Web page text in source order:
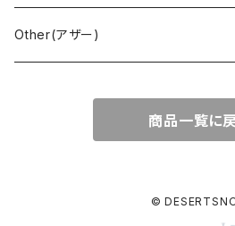
Nylon Jacket(ナイロンジャケット)
Long Coat(ロングコート)
Military （ミリタリー）
Work（ワーク）
Outdoor(アウトドア)
Character（キャラクター）
bowling（ボウリング）
Harley Davidson(ハーレーダビッドソ
SK-8(スケート)
Carhartt,Dickies(カーハート、ディッキ
US Military（ユーエスミリタリー）
EURO Military(ユーロミリタリー)
Other(アザー)
商品一覧に
©